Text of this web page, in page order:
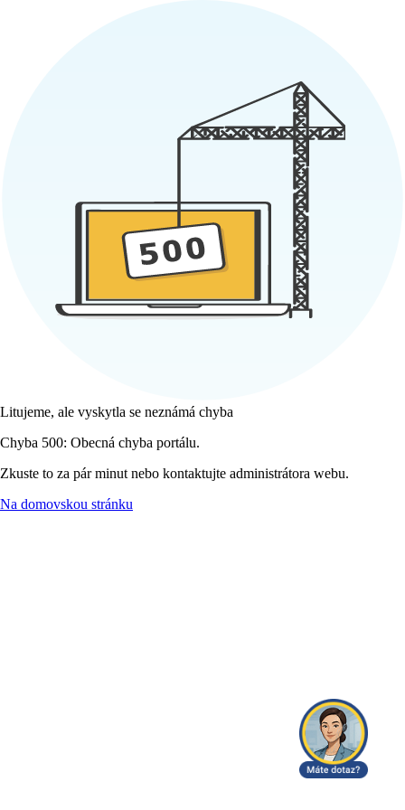
Litujeme, ale vyskytla se neznámá chyba
Chyba 500: Obecná chyba portálu.
Zkuste to za pár minut nebo kontaktujte administrátora webu.
Na domovskou stránku